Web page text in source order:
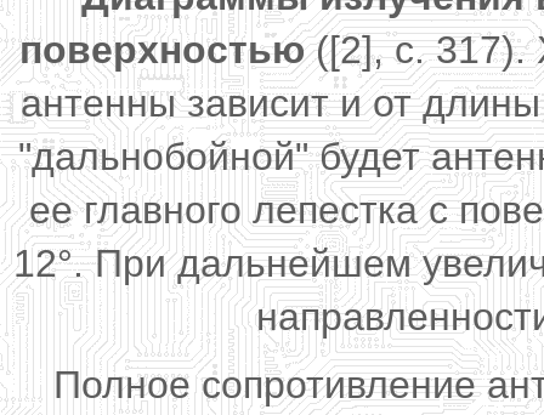
поверхностью([2], с. 317).
антенны зависит и от
"дальнобойной" будет
ее главного лепестка с
12°. При дальнейшем
Полное сопротивление